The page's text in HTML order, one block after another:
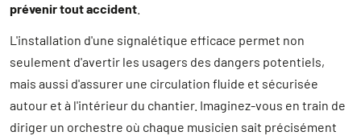
prévenir tout accident
L'installation d'une signalétique efficace permet non
seulement d'avertir les usagers des dangers potentiels,
mais aussi d'assurer une circulation fluide et sécurisée
autour et à l'intérieur du chantier. Imaginez-vous en train de
diriger un orchestre où chaque musicien sait précisément